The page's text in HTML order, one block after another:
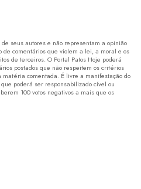
seus autores e não representam a opinião
de comentários que violem a lei, a moral e os
de terceiros. O Portal Patos Hoje poderá
postados que não respeitem os critérios
matéria comentada. É livre a manifestação do
poderá ser responsabilizado cível ou
100 votos negativos a mais que os